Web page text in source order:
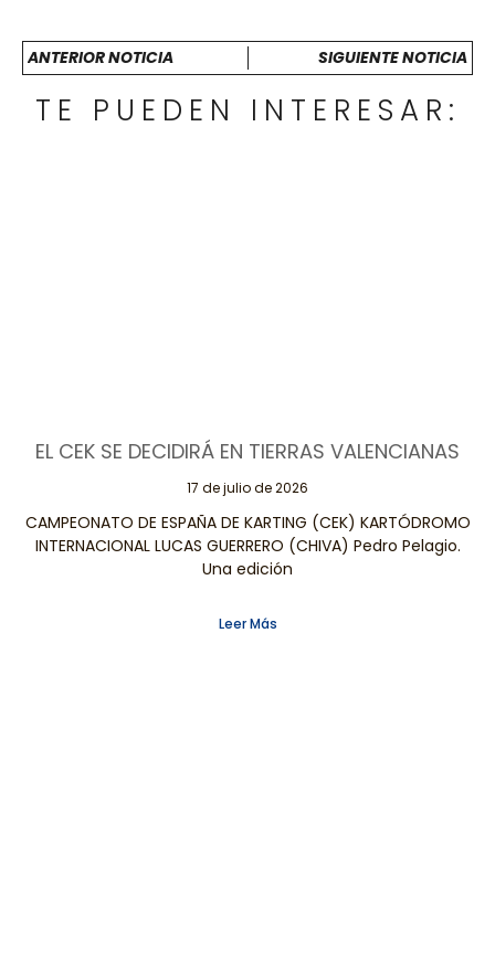
ANTERIOR NOTICIA SIGUIENTE NOTICIA
TE PUEDEN INTERESAR:
EL CEK SE DECIDIRÁ EN TIERRAS VALENCIANAS
17 de julio de 2026
CAMPEONATO DE ESPAÑA DE KARTING (CEK) KARTÓDROMO
INTERNACIONAL LUCAS GUERRERO (CHIVA) Pedro Pelagio.
Una edición
Leer Más